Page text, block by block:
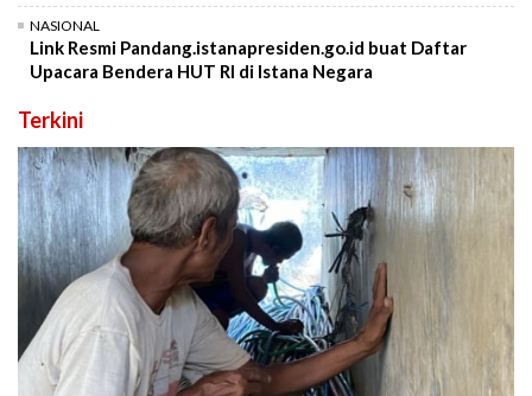
NASIONAL
Link Resmi Pandang.istanapresiden.go.id buat Daftar
Upacara Bendera HUT RI di Istana Negara
Terkini